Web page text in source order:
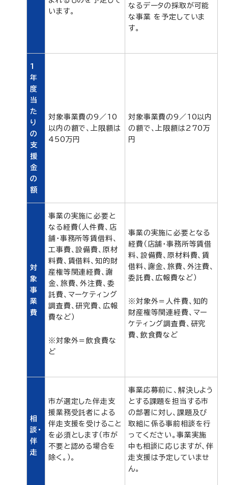
います。
なるデータの採取が可能
な事業 を予定していま
す。
1
年
度
当
た
り
の
支
援
金
の
額
対象事業費の9／10
以内の額で、上限額は
450万円
対象事業費の9／10以内
の額で、上限額は270万
円
対
象
事
業
費
事業の実施に必要と
なる経費（人件費、店
舗・事務所等賃借料、
工事費、設備費、原材
料費、賃借料、知的財
産権等関連経費、謝
金、旅費、外注費、委
託費、マーケティング
調査費、研究費、広報
費など）
※対象外＝飲食費な
ど
事業の実施に必要となる
経費（店舗・事務所等賃借
料、設備費、原材料費、賃
借料、謝金、旅費、外注費、
委託費、広報費など）
※対象外＝人件費、知的
財産権等関連経費、マー
ケティング調査費、研究
費、飲食費など
相
談・
伴
走
市が選定した伴走支
援業務受託者による
伴走支援を受けること
を必須とします（市が
不要と認める場合を
除く。）。
事業応募前に、解決しよう
とする課題を担当する市
の部署に対し、課題及び
取組に係る事前相談を行
ってください。事業実施
中も相談に応じますが、伴
走支援は予定していませ
ん。